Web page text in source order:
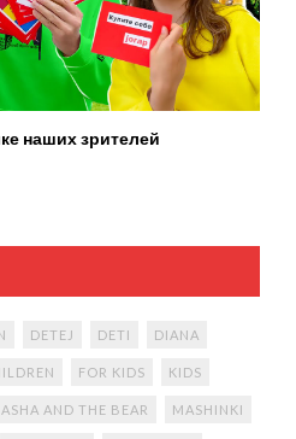
наших зрителей
DETEJ DETI DIANA
FOR KIDS KIDS
AND THE BEAR MASHINKI